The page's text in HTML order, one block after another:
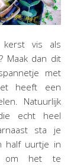
vis als
Maak dan dit
met
heeft een
Natuurlijk
echt heel
sta je
half uurtje in
om het te